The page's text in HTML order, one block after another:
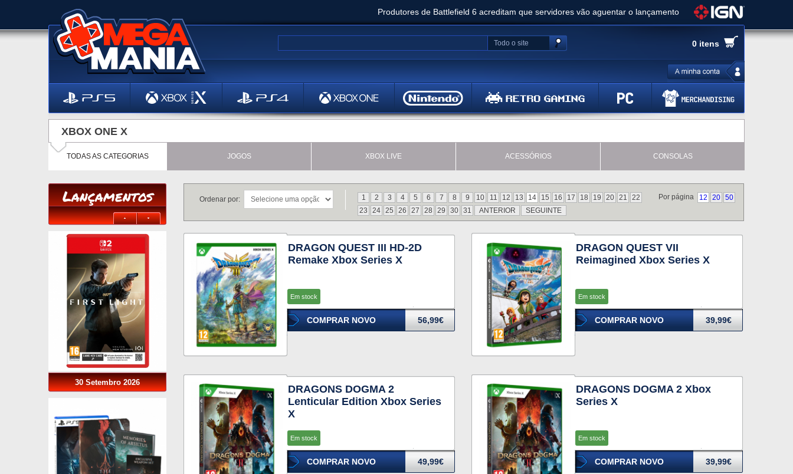
Produtores de Battlefield 6 acreditam que servidores vão aguentar o lançamento
Clair Obscur: Expedition 33 já vendeu 5 milhões de cópias e vai receber novo conteúdo
Ghost of Yotei - Análise
Metal Gear Solid Delta: Snake Eater - Análise
Bethesda anuncia livestream para o Fallout Day
0 itens
Todo o site
XBOX ONE X
TODAS AS CATEGORIAS JOGOS XBOX LIVE ACESSÓRIOS CONSOLAS
Lançamentos
30 Setembro 2026
Por página 12 20 50
1 2 3 4 5 6 7 8 9 10 11 12 13 14 15 16 17 18 19 20 21
22
23
24 25 26 27 28 29 30 31 ANTERIOR SEGUINTE
Ordenar por:
DRAGON QUEST III HD-2D
Remake Xbox Series X
Em stock
COMPRAR NOVO 56,99€
DRAGON QUEST VII
Reimagined Xbox Series X
Em stock
COMPRAR NOVO 39,99€
DRAGONS DOGMA 2
Lenticular Edition Xbox Series
X
Em stock
COMPRAR NOVO 49,99€
DRAGONS DOGMA 2 Xbox
Series X
Em stock
COMPRAR NOVO 39,99€